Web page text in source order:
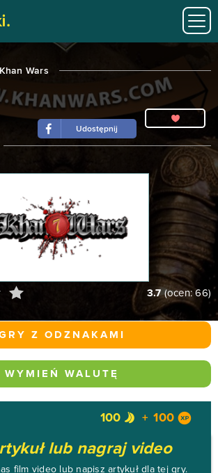
Khan Wars
Udostępnij
3.7(ocen:66)
Z ODZNAKAMI
WYMIEŃ WALUTĘ
100 100
lub nagraj video
film video lub napisz artykuł dla tej gry.